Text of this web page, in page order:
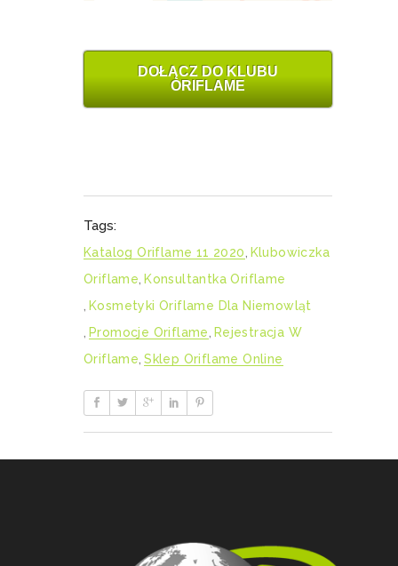
DOŁĄCZ DO KLUBU
ORIFLAME
Tags:
Katalog Oriflame 11 2020, Klubowiczka
Oriflame, Konsultantka Oriflame
, Kosmetyki Oriflame Dla Niemowląt
, Promocje Oriflame, Rejestracja W
Oriflame, Sklep Oriflame Online